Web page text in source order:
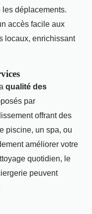
déplacements.
accès facile aux
locaux, enrichissant
qualité des
par
offrant des
piscine, un spa, ou
améliorer votre
quotidien, le
peuvent